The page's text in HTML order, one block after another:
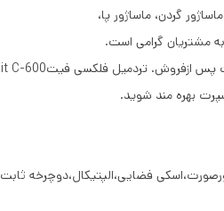
گردن، ماساژور پا،
مشتریان گرامی است.
بهره مند شوید.
فضایی،الپتیکال،دوچرخه ثابت